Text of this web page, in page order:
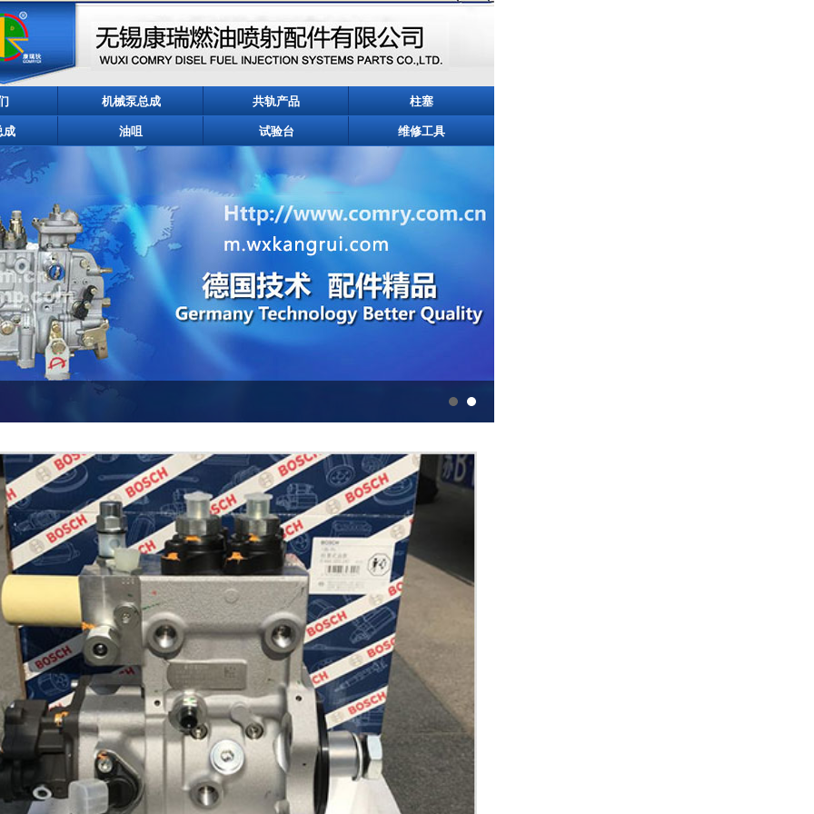
机械泵总成 共轨产品 柱塞
成 油咀 试验台 维修工具